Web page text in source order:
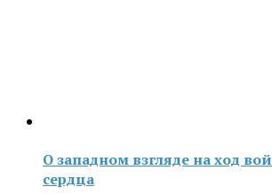
О западном взгляде на ход
сердца